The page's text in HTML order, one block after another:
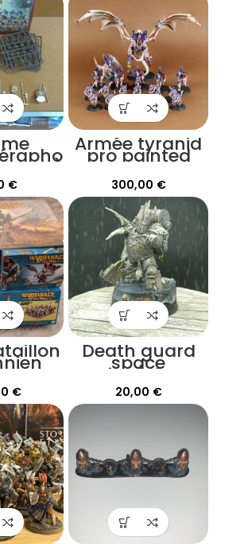
€
Armée tyranid
pro painted
300,00 €
€
Death guard
space
marine/plague
lord
20,00 €